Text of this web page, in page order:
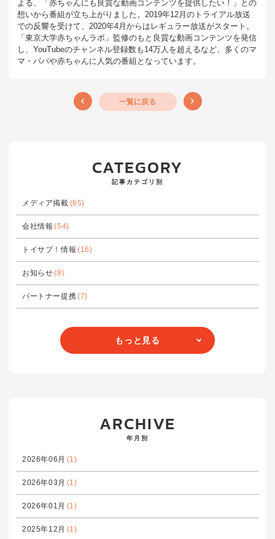
よる、「赤ちゃんにも良質な動画コンテンツを提供したい！」との
想いから番組が立ち上がりました。2019年12月のトライアル放送
での反響を受けて、2020年4月からはレギュラー放送がスタート。
「東京大学赤ちゃんラボ」監修のもと良質な動画コンテンツを発信
し、YouTubeのチャンネル登録数も14万人を超えるなど、多くのマ
マ・パパや赤ちゃんに人気の番組となっています。
一覧に戻る
CATEGORY
記事カテゴリ別
メディア掲載 (65)
会社情報 (54)
トイサブ！情報 (16)
お知らせ(8)
パートナー提携(7)
もっと見る
ARCHIVE
年月別
2026年06月 (1)
2026年03月 (1)
2026年01月 (1)
2025年12月 (1)